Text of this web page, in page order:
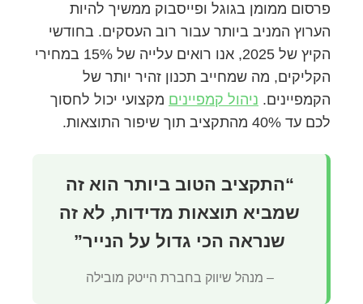
פרסום ממומן בגוגל ופייסבוק ממשיך להיות
הערוץ המניב ביותר עבור רוב העסקים. בחודשי
הקיץ של 2025, אנו רואים עלייה של 15% במחירי
הקליקים, מה שמחייב תכנון זהיר יותר של
הקמפיינים. ניהול קמפיינים מקצועי יכול לחסוך
לכם עד 40% מהתקציב תוך שיפור התוצאות.
“התקציב הטוב ביותר הוא זה
שמביא תוצאות מדידות, לא זה
שנראה הכי גדול על הנייר”
– מנהל שיווק בחברת הייטק מובילה